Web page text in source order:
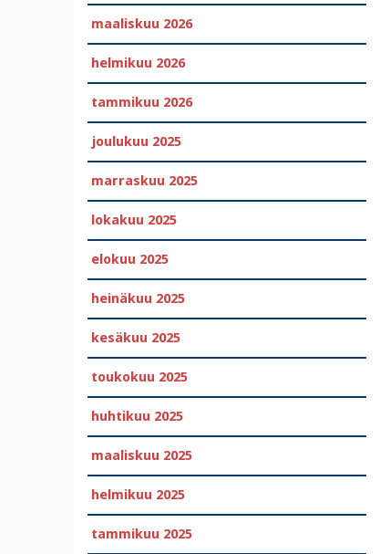
maaliskuu 2026
helmikuu 2026
tammikuu 2026
joulukuu 2025
marraskuu 2025
lokakuu 2025
elokuu 2025
heinäkuu 2025
kesäkuu 2025
toukokuu 2025
huhtikuu 2025
maaliskuu 2025
helmikuu 2025
tammikuu 2025